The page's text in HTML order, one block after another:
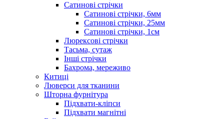
Сатинові стрічки
Сатинові стрічки, 6мм
Сатинові стрічки, 25мм
Сатинові стрічки, 1см
Люрексові стрічки
Тасьма, сутаж
Інші стрічки
Бахрома, мереживо
Китиці
Люверси для тканини
Шторна фурнітура
Підхвати-кліпси
Підхвати магнітні